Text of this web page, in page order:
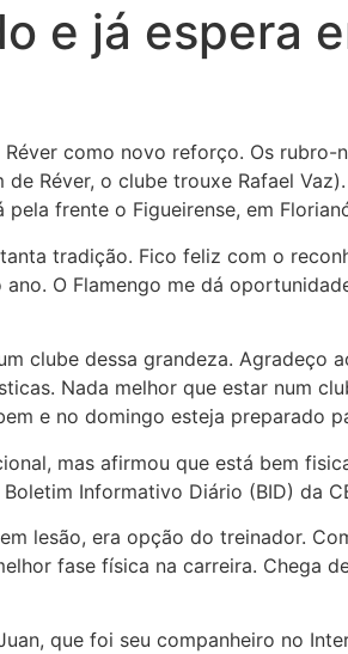
e já espera
como novo reforço. Os
Réver, o clube trouxe Rafael
frente o Figueirense, em
tradição. Fico feliz com o
O Flamengo me dá
clube dessa grandeza. Agradeço
Nada melhor que estar num
e no domingo esteja preparado
mas afirmou que está bem
Informativo Diário (BID) da
lesão, era opção do treinador.
fase física na carreira. Chega
que foi seu companheiro no